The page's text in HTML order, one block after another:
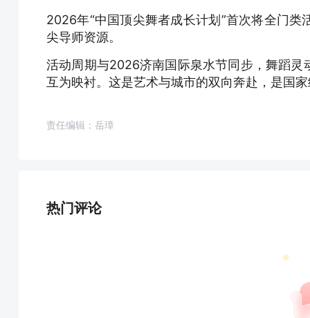
2026年“中国顶尖舞者成长计划”首次将全门
尖导师资源。
活动周期与2026济南国际泉水节同步，舞蹈
互为映衬。这是艺术与城市的双向奔赴，是国
责任编辑：岳璋
热门评论